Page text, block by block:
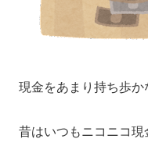
現金をあまり持ち歩か
昔はいつもニコニコ